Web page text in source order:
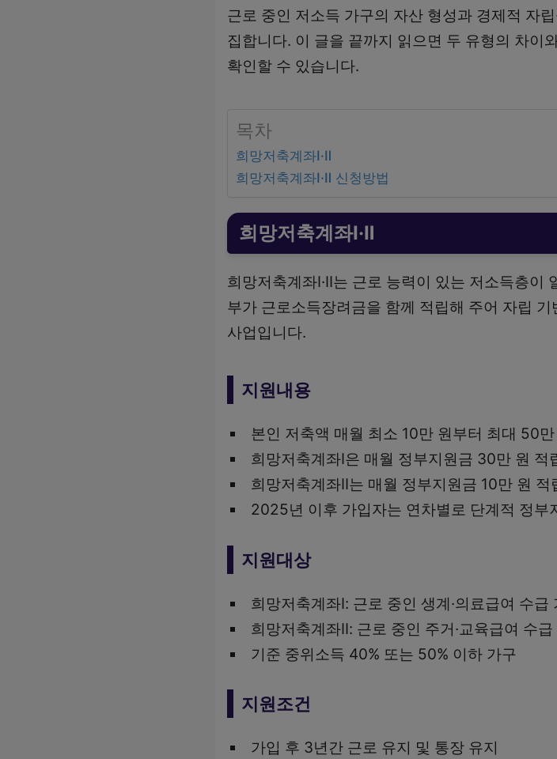
근로 중인 저소득 가구의 자산 형성과 경제적 자
집합니다. 이 글을 끝까지 읽으면 두 유형의 차이
확인할 수 있습니다.
목차
희망저축계좌Ⅰ·Ⅱ
희망저축계좌Ⅰ·Ⅱ 신청방법
희망저축계좌Ⅰ·Ⅱ
희망저축계좌Ⅰ·Ⅱ는 근로 능력이 있는 저소득층
부가 근로소득장려금을 함께 적립해 주어 자립
사업입니다.
지원내용
본인 저축액 매월 최소 10만 원부터 최대 50
희망저축계좌Ⅰ은 매월 정부지원금 30만 원 적
희망저축계좌Ⅱ는 매월 정부지원금 10만 원 적
2025년 이후 가입자는 연차별로 단계적 정부
지원대상
희망저축계좌Ⅰ: 근로 중인 생계·의료급여 수급
희망저축계좌Ⅱ: 근로 중인 주거·교육급여 수
기준 중위소득 40% 또는 50% 이하 가구
지원조건
가입 후 3년간 근로 유지 및 통장 유지